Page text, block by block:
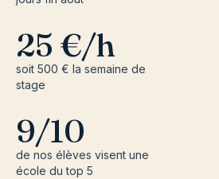
25 €/h
soit 500 € la semaine de
stage
9/10
de nos élèves visent une
école du top 5